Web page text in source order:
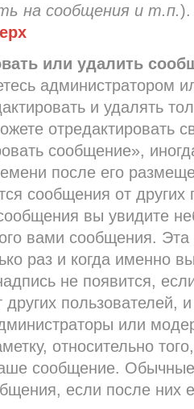
на сообщения и т.п.).
или удалить
администратором
и удалять
отредактировать
сообщение»,
после его
сообщения от других
вы увидите
вами сообщения. Эта
раз и когда именно
не появится,
других пользователей,
или
относительно
сообщение. Обычные
если после них